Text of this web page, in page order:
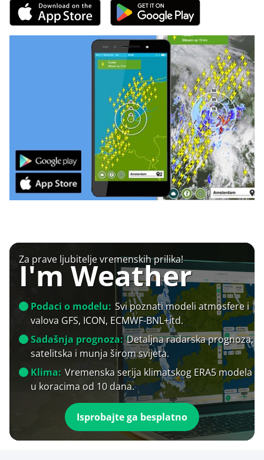
Za prave ljubitelje vremenskih prilika!
I'm Weather
Podaci o modelu: Svi poznati modeli atmosfere i
valova GFS, ICON, ECMWF-BNL+itd.
Sadašnja prognoza: Detaljna radarska prognoza,
satelitska i munja širom svijeta.
Klima: Vremenska serija klimatskog ERA5 modela
u koracima od 10 dana.
Isprobajte ga besplatno